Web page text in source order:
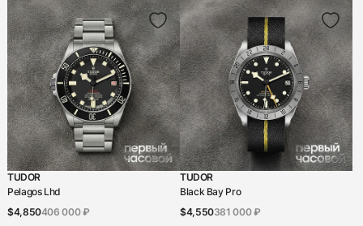
TUDOR
Pelagos Lhd
$4,850406 000 ₽
TUDOR
Black Bay Pro
$4,550381 000 ₽